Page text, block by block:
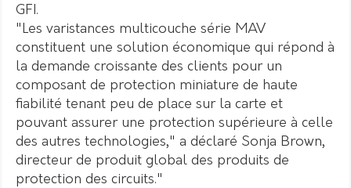
GFI.
"Les varistances multicouche série MAV
constituent une solution économique qui répond à
la demande croissante des clients pour un
composant de protection miniature de haute
fiabilité tenant peu de place sur la carte et
pouvant assurer une protection supérieure à celle
des autres technologies," a déclaré Sonja Brown,
directeur de produit global des produits de
protection des circuits."